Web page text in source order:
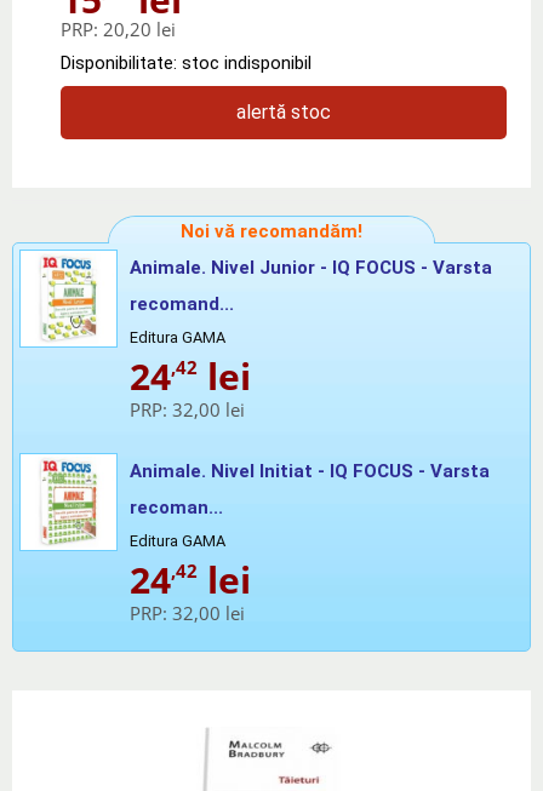
PRP: 20,20 lei
Disponibilitate: stoc indisponibil
alertă stoc
Noi vă recomandăm!
Animale. Nivel Junior - IQ FOCUS - Varsta
recomand...
Editura GAMA
24,42 lei
PRP: 32,00 lei
Animale. Nivel Initiat - IQ FOCUS - Varsta
recoman...
Editura GAMA
24,42 lei
PRP: 32,00 lei